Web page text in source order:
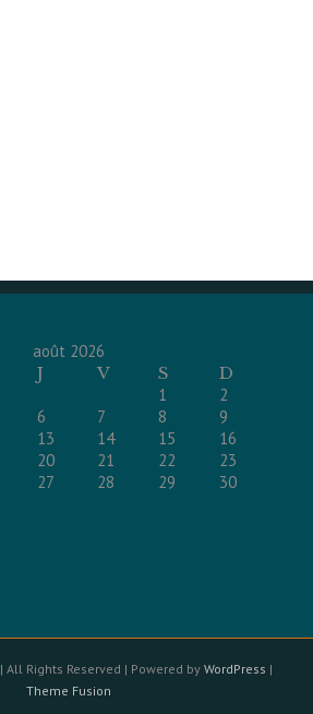
août 2026
J V S
D
1
2
6 7 8
9
13 14 15
16
20 21 22
23
27 28 29
30
All Rights Reserved | Powered by WordPress |
Theme Fusion